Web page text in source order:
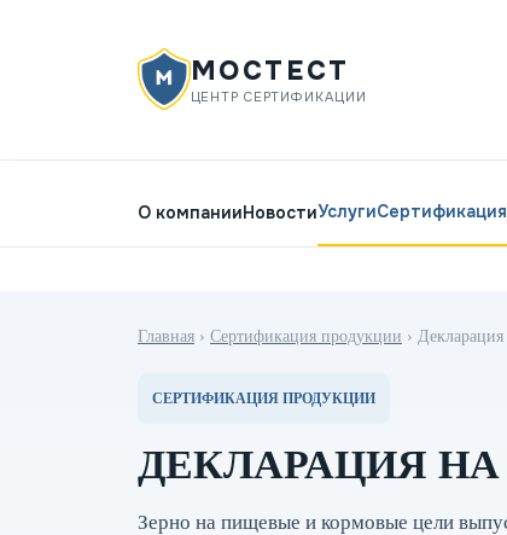
МОСТЕСТ
ЦЕНТР СЕРТИФИКАЦИИ
О компанииНовостиУслуги
Главная › Сертификация продукции ›
СЕРТИФИКАЦИЯ ПРОДУКЦИИ
ДЕКЛАРАЦИЯ НА
Зерно на пищевые и кормовые цели